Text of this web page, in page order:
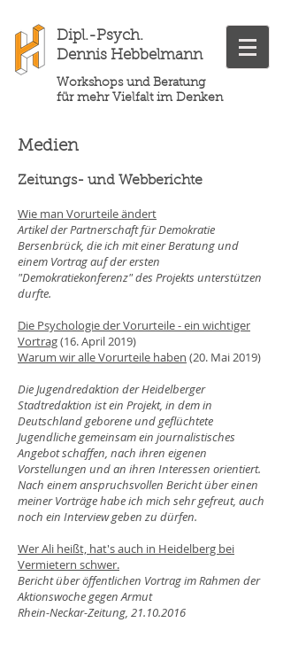
Dipl.-Psych.
Dennis Hebbelmann
Workshops und Beratung
für mehr Vielfalt im Denken
Medien
Zeitungs- und Webberichte
Wie man Vorurteile ändert
Artikel der Partnerschaft für Demokratie
Bersenbrück, die ich mit einer Beratung und
einem Vortrag auf der ersten
"Demokratiekonferenz" des Projekts unterstützen
durfte.
Die Psychologie der Vorurteile - ein wichtiger
Vortrag(16. April 2019)
Warum wir alle Vorurteile haben (20. Mai 2019)
Die Jugendredaktion der Heidelberger
Stadtredaktion ist ein Projekt, in dem in
Deutschland geborene und geflüchtete
Jugendliche gemeinsam ein journalistisches
Angebot schaffen, nach ihren eigenen
Vorstellungen und an ihren Interessen orientiert.
Nach einem anspruchsvollen Bericht über einen
meiner Vorträge habe ich mich sehr gefreut, auch
noch ein Interview geben zu dürfen.
Wer Ali heißt, hat's auch in Heidelberg bei
Vermietern schwer.
Bericht über öffentlichen Vortrag im Rahmen der
Aktionswoche gegen Armut
Rhein-Neckar-Zeitung, 21.10.2016